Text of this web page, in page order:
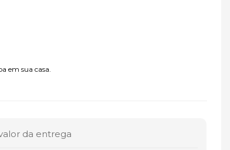
em sua casa.
da entrega